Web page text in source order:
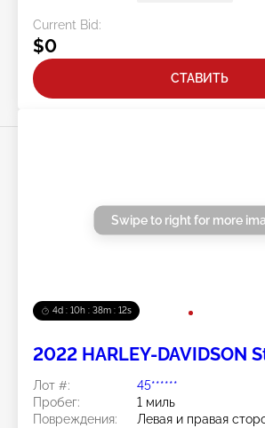
Current Bid:
$0
СТАВИТЬ
4d : 10h : 38m : 11s
Swipe to right for more
2022 HARLEY-DAVIDSON
Лот #:
45******
Пробег:
1 миль
Повреждения:
Левая и правая